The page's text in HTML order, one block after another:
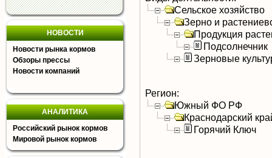
НОВОСТИ
Новости рынка кормов
Обзоры прессы
Новости компаний
АНАЛИТИКА
Российский рынок кормов
Мировой рынок кормов
Сельское хозяйство
Зерно и
Продукция
Подсолнечник
Зерновые
Регион:
Южный ФО РФ
Краснодарский
Горячий Ключ